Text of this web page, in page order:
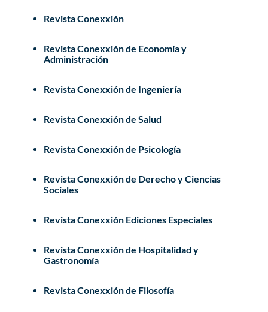
Revista Conexxión
Revista Conexxión de Economía y
Administración
Revista Conexxión de Ingeniería
Revista Conexxión de Salud
Revista Conexxión de Psicología
Revista Conexxión de Derecho y Ciencias
Sociales
Revista Conexxión Ediciones Especiales
Revista Conexxión de Hospitalidad y
Gastronomía
Revista Conexxión de Filosofía